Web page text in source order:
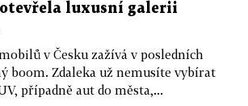
luxusní galerii
v Česku zažívá v posledních
boom. Zdaleka už nemusíte vybírat
případně aut do města,...